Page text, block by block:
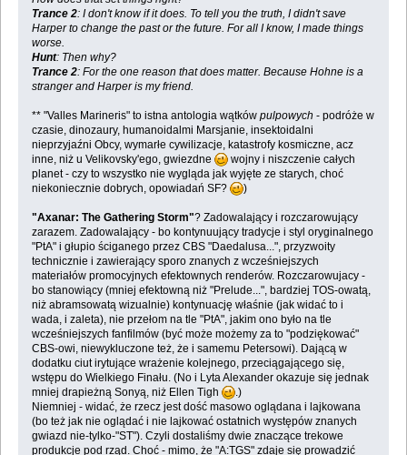
Trance 2: I don't know if it does. To tell you the truth, I didn't save
Harper to change the past or the future. For all I know, I made things
worse.
Hunt: Then why?
Trance 2: For the one reason that does matter. Because Hohne is a
stranger and Harper is my friend.
** "Valles Marineris" to istna antologia wątków pulpowych - podróże w
czasie, dinozaury, humanoidalmi Marsjanie, insektoidalni
nieprzyjaźni Obcy, wymarłe cywilizacje, katastrofy kosmiczne, acz
inne, niż u Velikovsky'ego, gwiezdne
wojny i niszczenie całych
planet - czy to wszystko nie wygląda jak wyjęte ze starych, choć
niekoniecznie dobrych, opowiadań SF?
)
"Axanar: The Gathering Storm"? Zadowalający i rozczarowujący
zarazem. Zadowalający - bo kontynuujący tradycje i styl oryginalnego
"PtA" i głupio ściganego przez CBS "Daedalusa...", przyzwoity
technicznie i zawierający sporo znanych z wcześniejszych
materiałów promocyjnych efektownych renderów. Rozczarowujacy -
bo stanowiący (mniej efektowną niż "Prelude...", bardziej TOS-owatą,
niż abramsowatą wizualnie) kontynuację właśnie (jak widać to i
wada, i zaleta), nie przełom na tle "PtA", jakim ono było na tle
wcześniejszych fanfilmów (być może możemy za to "podziękować"
CBS-owi, niewykluczone też, że i samemu Petersowi). Dającą w
dodatku ciut irytujące wrażenie kolejnego, przeciągającego się,
wstępu do Wielkiego Finału. (No i Lyta Alexander okazuje się jednak
mniej drapieżną Sonyą, niż Ellen Tigh
.)
Niemniej - widać, że rzecz jest dość masowo oglądana i lajkowana
(bo też jak nie oglądać i nie lajkować ostatnich występów znanych
gwiazd nie-tylko-"ST"). Czyli dostaliśmy dwie znaczące trekowe
produkcje pod rząd. Choć - mimo, że "A:TGS" zdaje się prowadzić